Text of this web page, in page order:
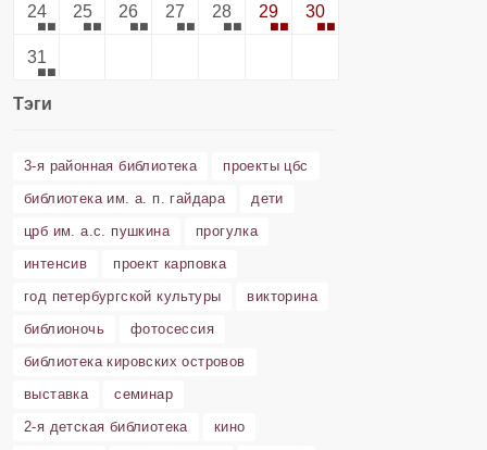
24 25 26 27 28 29 30
31
Тэги
3-я районная библиотека
проекты цбс
библиотека им. а. п. гайдара
дети
црб им. а.с. пушкина
прогулка
интенсив
проект карповка
год петербургской культуры
викторина
библионочь
фотосессия
библиотека кировских островов
выставка
семинар
2-я детская библиотека
кино